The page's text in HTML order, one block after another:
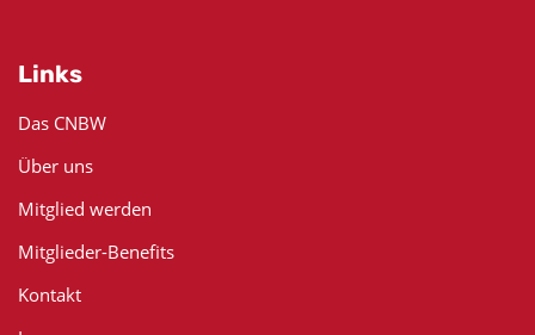
Links
Das CNBW
Über uns
Mitglied werden
Mitglieder-Benefits
Kontakt